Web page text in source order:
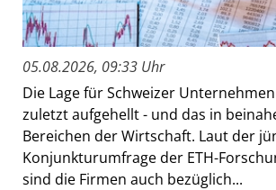
05.08.2026, 09:33 Uhr
Die Lage für Schweizer
zuletzt aufgehellt - und das in
Bereichen der Wirtschaft. Laut der
Konjunkturumfrage der ETH-
sind die Firmen auch bezüglich...